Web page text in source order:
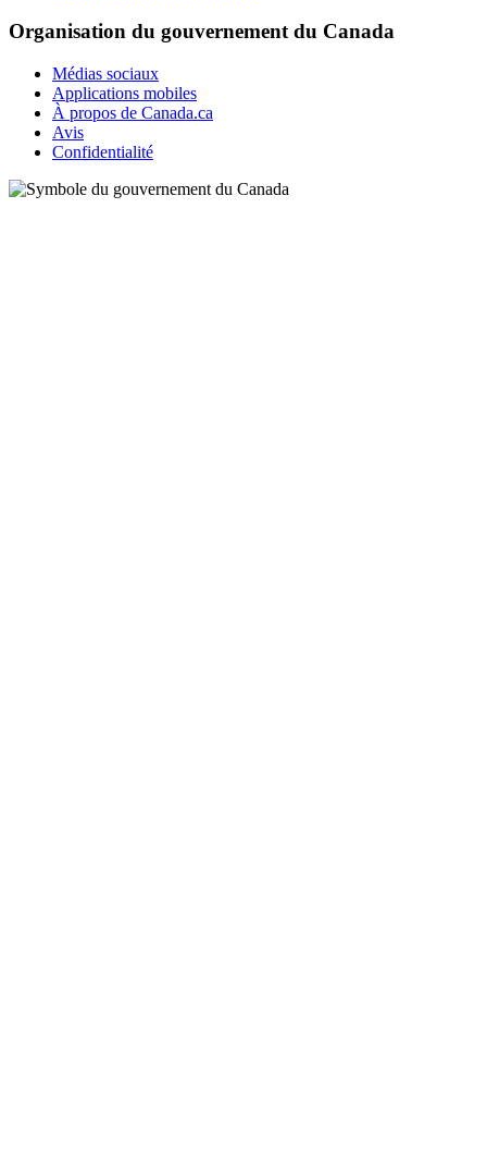
Organisation du gouvernement du Canada
Médias sociaux
Applications mobiles
À propos de Canada.ca
Avis
Confidentialité